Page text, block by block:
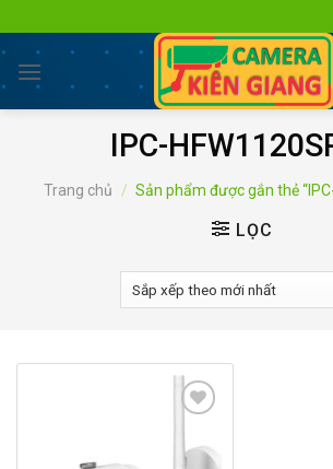
to
content
IPC-
Trang chủ / Sản phẩm được gắn thẻ
LỌC
wishlist